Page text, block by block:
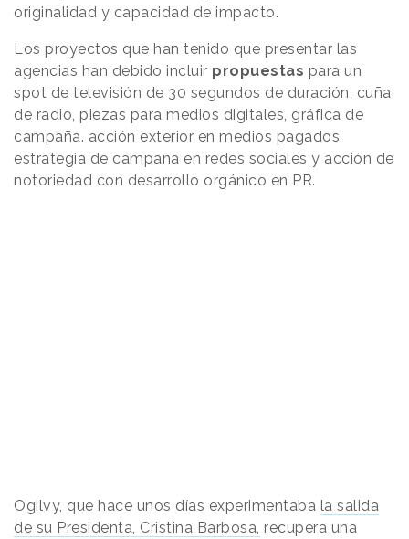
originalidad y capacidad de impacto.
Los proyectos que han tenido que presentar las
agencias han debido incluir propuestas para un
spot de televisión de 30 segundos de duración, cuña
de radio, piezas para medios digitales, gráfica de
campaña. acción exterior en medios pagados,
estrategia de campaña en redes sociales y acción de
notoriedad con desarrollo orgánico en PR.
Ogilvy, que hace unos días experimentaba la salida
de su Presidenta, Cristina Barbosa, recupera una